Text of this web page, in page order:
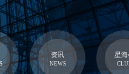
资讯
NEWS
星海